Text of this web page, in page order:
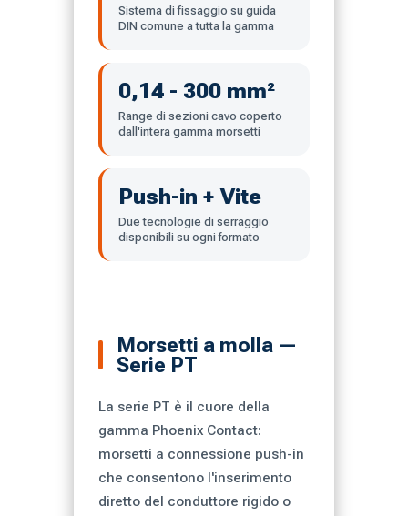
Sistema di fissaggio su guida
DIN comune a tutta la gamma
0,14 - 300 mm²
Range di sezioni cavo coperto
dall'intera gamma morsetti
Push-in + Vite
Due tecnologie di serraggio
disponibili su ogni formato
Morsetti a molla —
Serie PT
La serie PT è il cuore della
gamma Phoenix Contact:
morsetti a connessione push-in
che consentono l'inserimento
diretto del conduttore rigido o